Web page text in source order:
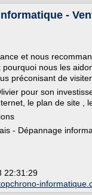
-
et nous
pourquoi nous les
préconisant de
pour son
le plan de site ,
- Dépannage
22:31:29